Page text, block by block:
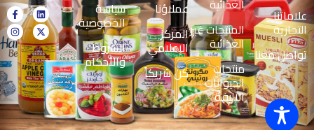
علاماتنا
التجارية
تواصل معنا
الغذائية
المنتجات غير
الغذائية
منتجات
الحيوانات
الاليفة
عملاؤنا
المركز
الإعلامي
كن شريكاً
سياسة
الخصوصية
الشروط
والأحكام